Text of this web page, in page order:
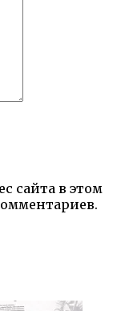
сайта в этом